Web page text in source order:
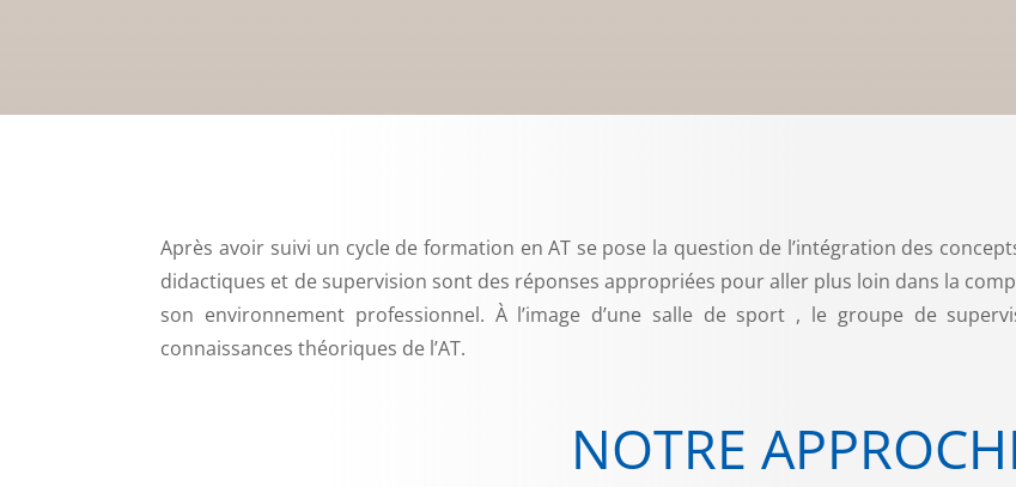
Après avoir suivi un cycle de formation en AT se pose la question de l’intégration des
didactiques et de supervision sont des réponses appropriées pour aller plus loin dans la
son environnement professionnel. À l’image d’une salle de sport , le groupe de
connaissances théoriques de l’AT.
NOTRE